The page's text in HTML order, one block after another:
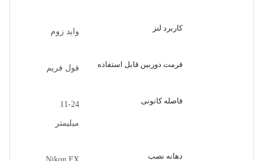
کاربرد لنز واید زوم
فرمت دوربین قابل استفاده فول فریم
فاصله کانونی 11-24
میلیمتر
دهانه نصب